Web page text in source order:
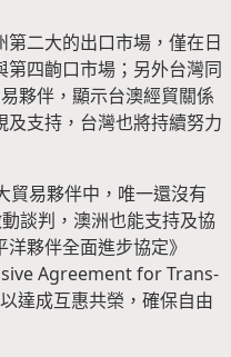
二大的出口市場，僅在日
四齣口市場；另外台灣同
夥伴，顯示台澳經貿關係
支持，台灣也將持續努力
貿易夥伴中，唯一還沒有
談判，澳洲也能支持及協
夥伴全面進步協定》
Agreement for Trans-
達成互惠共榮，確保自由